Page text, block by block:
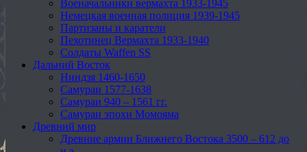
Военачальники вермахта 1933-1945
Немецкая военная полиция 1939-1945
Партизаны и каратели
Пехотинец Вермахта 1933-1940
Солдаты Waffen SS
Дальний Восток
Ниндзя 1460-1650
Самураи 1577-1638
Самураи 940 – 1561 гг.
Самураи эпохи Момояма
Древний мир
Древние армии Ближнего Востока 3500 – 612 до